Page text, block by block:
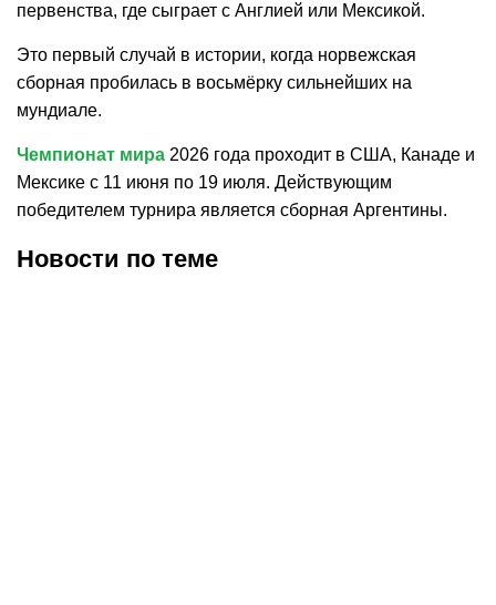
первенства, где сыграет с Англией или Мексикой.
Это первый случай в истории, когда норвежская
сборная пробилась в восьмёрку сильнейших на
мундиале.
Чемпионат мира 2026 года проходит в США, Канаде и
Мексике с 11 июня по 19 июля. Действующим
победителем турнира является сборная Аргентины.
Новости по теме